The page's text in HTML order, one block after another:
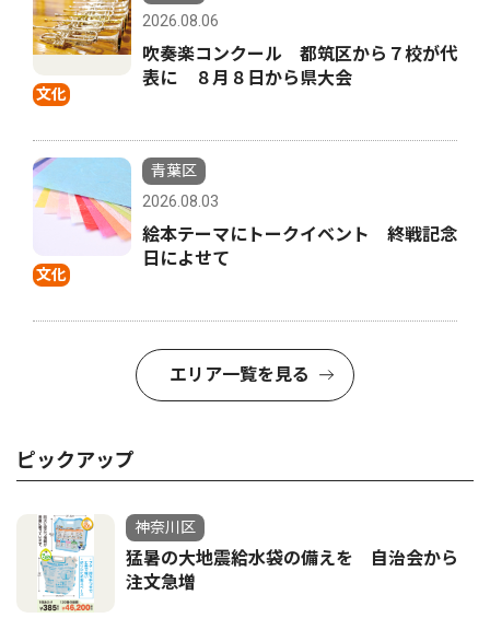
文化
2026.08.06
吹奏楽コンクール 都筑区から７校が代
表に ８月８日から県大会
文化
青葉区
2026.08.03
絵本テーマにトークイベント 終戦記念
日によせて
エリア一覧を見る
ピックアップ
神奈川区
猛暑の大地震給水袋の備えを 自治会から
注文急増